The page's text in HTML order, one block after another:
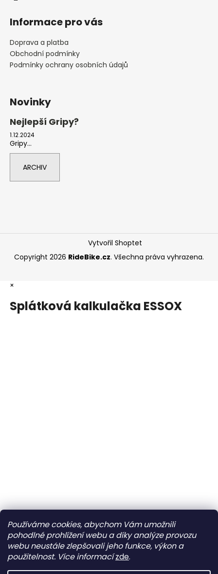
Používáme cookies, abychom Vám umožnili
pohodlné prohlížení webu a díky analýze provozu
webu neustále zlepšovali jeho funkce, výkon a
použitelnost. Více informací zde.
Informace pro vás
Doprava a platba
Obchodní podmínky
Podmínky ochrany osobních údajů
Novinky
Nejlepší Gripy?
1.12.2024
Gripy...
ARCHIV
Vytvořil Shoptet
Copyright 2026 RideBike.cz. Všechna práva vyhrazena.
×
Splátková kalkulačka ESSOX